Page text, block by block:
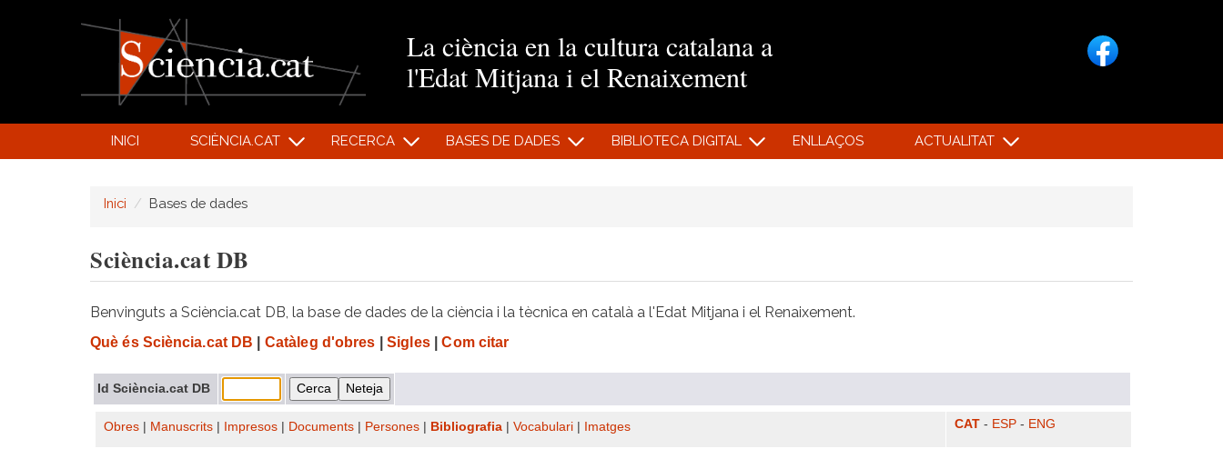
La ciència en la cultura catalana a
l'Edat Mitjana i el Renaixement
INICI SCIÈNCIA.CAT RECERCA BASES DE DADES BIBLIOTECA DIGITAL ENLLAÇOS ACTUALITAT
Inici Bases de dades
Sciència.cat DB
Benvinguts a Sciència.cat DB, la base de dades de la ciència i la tècnica en català a l'Edat Mitjana i el Renaixement.
Què és Sciència.cat DB Catàleg d'obres Sigles| Com citar
Id Sciència.cat DB
Obres Manuscrits Impresos Documents Persones Bibliografia Vocabulari Imatges CAT - ESP - ENG